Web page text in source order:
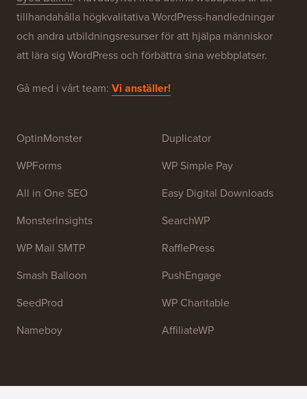
Om WPBeginner®
för nybörjare. WPBeginner grundades i juli 2009 av
och andra utbildningsresurser för att hjälpa människor
att lära sig WordPress och förbättra sina webbplatser.
Gå med i vårt team: Vi anställer!
OptinMonster
WPForms
All in One SEO
WP Mail SMTP
Duplicator
WP Simple Pay
Easy Digital Downloads
RafflePress